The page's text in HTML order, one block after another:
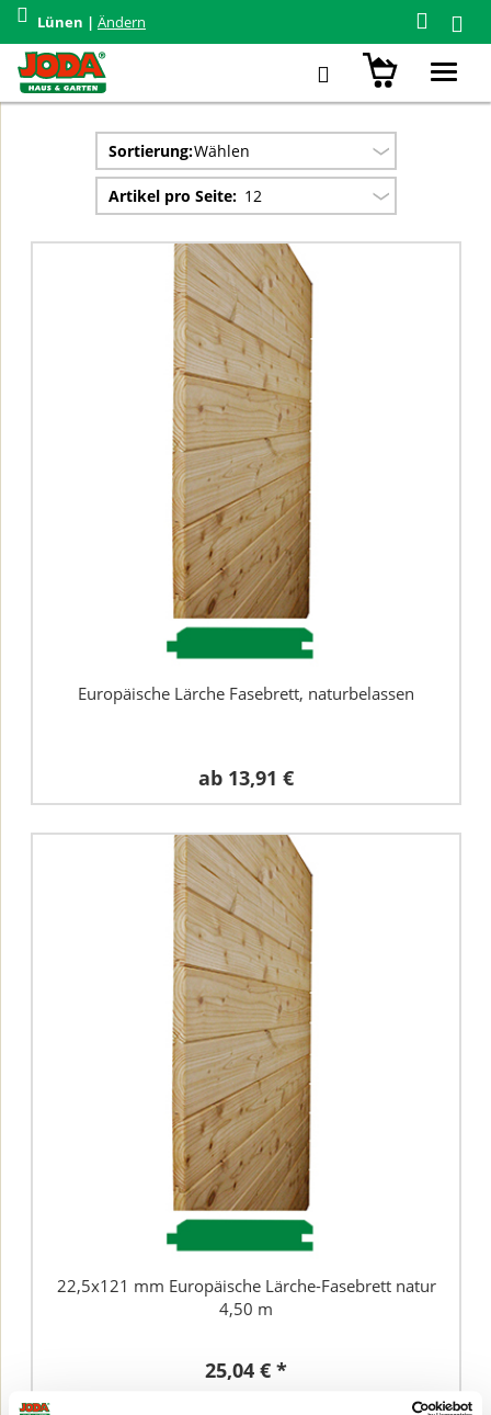
Lünen | Ändern
2 Treffer für "86042044"
Auswahl eingrenzen
Sortierung:Wählen
Artikel pro Seite: 12
Europäische Lärche Fasebrett, naturbelassen
ab 13,91 €
22,5x121 mm Europäische Lärche-Fasebrett natur
4,50 m
25,04 € *